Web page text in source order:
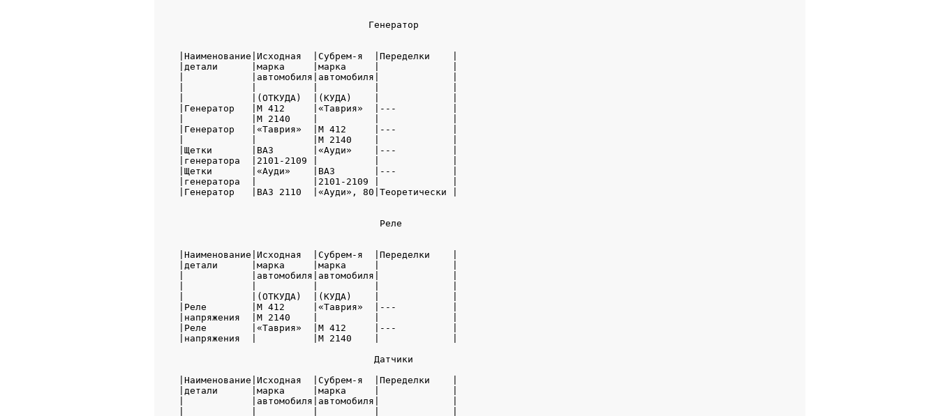
                                  Генератор
|Наименование|Исходная  |Субрем-я  |Переделки    |
|детали      |марка     |марка     |             |
|            |автомобиля|автомобиля|             |
|            |(ОТКУДА)  |(КУДА)    |             |
|Генератор   |М 412     |«Таврия»  |---          |
|            |М 2140    |          |             |
|Генератор   |«Таврия»  |М 412     |---          |
|            |          |М 2140    |             |
|Щетки       |ВАЗ       |«Ауди»    |---          |
|генератора  |2101-2109 |          |             |
|Щетки       |«Ауди»    |ВАЗ       |---          |
|генератора  |          |2101-2109 |             |
|Генератор   |ВАЗ 2110  |«Ауди», 80|Теоретически |
                                    Реле
|Наименование|Исходная  |Субрем-я  |Переделки    |
|детали      |марка     |марка     |             |
|            |автомобиля|автомобиля|             |
|            |(ОТКУДА)  |(КУДА)    |             |
|Реле        |М 412     |«Таврия»  |---          |
|напряжения  |М 2140    |          |             |
|Реле        |«Таврия»  |М 412     |---          |
|напряжения  |          |М 2140    |             |
                                   Датчики
|Наименование|Исходная  |Субрем-я  |Переделки    |
|детали      |марка     |марка     |             |
|            |автомобиля|автомобиля|             |